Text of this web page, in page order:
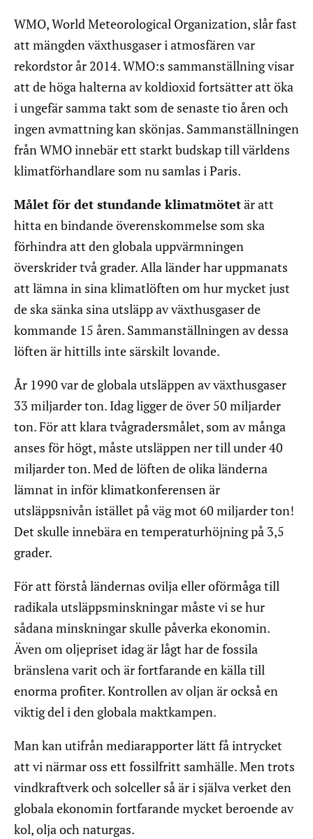
WMO, World Meteorological Organization, slår fast
att mängden växthusgaser i atmosfären var
rekordstor år 2014. WMO:s sammanställning visar
att de höga halterna av koldioxid fortsätter att öka
i ungefär samma takt som de senaste tio åren och
ingen avmattning kan skönjas. Sammanställningen
från WMO innebär ett starkt budskap till världens
klimatförhandlare som nu samlas i Paris.
Målet för det stundande klimatmötetär att
hitta en bindande överenskommelse som ska
förhindra att den globala uppvärmningen
överskrider två grader. Alla länder har uppmanats
att lämna in sina klimatlöften om hur mycket just
de ska sänka sina utsläpp av växthusgaser de
kommande 15 åren. Sammanställningen av dessa
löften är hittills inte särskilt lovande.
År 1990 var de globala utsläppen av växthusgaser
33 miljarder ton. Idag ligger de över 50 miljarder
ton. För att klara tvågradersmålet, som av många
anses för högt, måste utsläppen ner till under 40
miljarder ton. Med de löften de olika länderna
lämnat in inför klimatkonferensen är
utsläppsnivån istället på väg mot 60 miljarder ton!
Det skulle innebära en temperaturhöjning på 3,5
grader.
För att förstå ländernas ovilja eller oförmåga till
radikala utsläppsminskningar måste vi se hur
sådana minskningar skulle påverka ekonomin.
Även om oljepriset idag är lågt har de fossila
bränslena varit och är fortfarande en källa till
enorma profiter. Kontrollen av oljan är också en
viktig del i den globala maktkampen.
Man kan utifrån mediarapporter lätt få intrycket
att vi närmar oss ett fossilfritt samhälle. Men trots
vindkraftverk och solceller så är i själva verket den
globala ekonomin fortfarande mycket beroende av
kol, olja och naturgas.